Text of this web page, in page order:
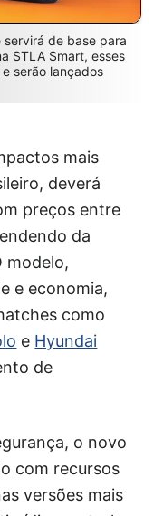
servirá de base para
STLA Smart, esses
serão lançados
mais
deverá
preços entre
da
modelo,
e economia,
como
e Hyundai
de
o novo
com recursos
versões mais